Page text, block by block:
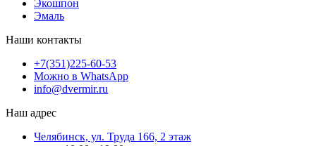
Экошпон
Эмаль
Наши контакты
+7(351)225-60-53
Можно в WhatsApp
info@dvermir.ru
Наш адрес
Челябинск, ул. Труда 166, 2 этаж